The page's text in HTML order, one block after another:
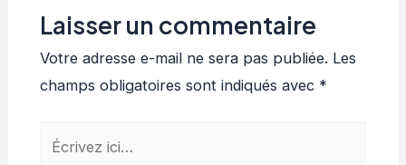
Laisser un commentaire
Votre adresse e-mail ne sera pas publiée. Les
champs obligatoires sont indiqués avec *
Écrivez